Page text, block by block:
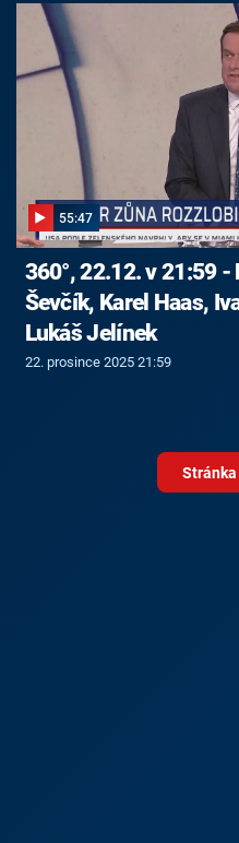
55:47
360°, 22.12. v 21:59
Ševčík, Karel Haas,
Lukáš Jelínek
22. prosince 2025 21:59